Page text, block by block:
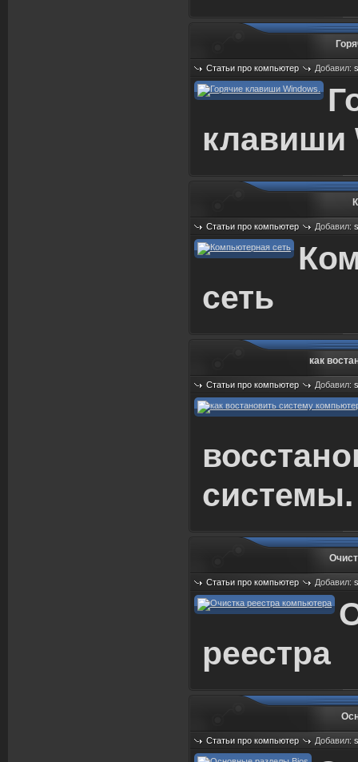
Статьи про компьютер Добавил:
Просмотров: 553
клавиши
Статьи про компьютер Добавил:
Просмотров: 547
сеть
как
Статьи про компьютер Добавил:
Просмотров: 646
системы.
Статьи про компьютер Добавил:
Просмотров: 573
реестра
Статьи про компьютер Добавил:
Просмотров: 1937